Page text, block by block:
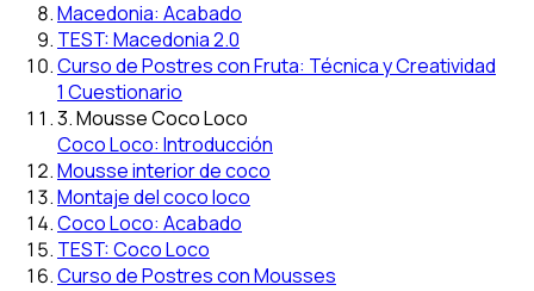
Macedonia: Acabado
TEST: Macedonia 2.0
Curso de Postres con Fruta: Técnica y Creatividad
1 Cuestionario
3. Mousse Coco Loco
Coco Loco: Introducción
Mousse interior de coco
Montaje del coco loco
Coco Loco: Acabado
TEST: Coco Loco
Curso de Postres con Mousses